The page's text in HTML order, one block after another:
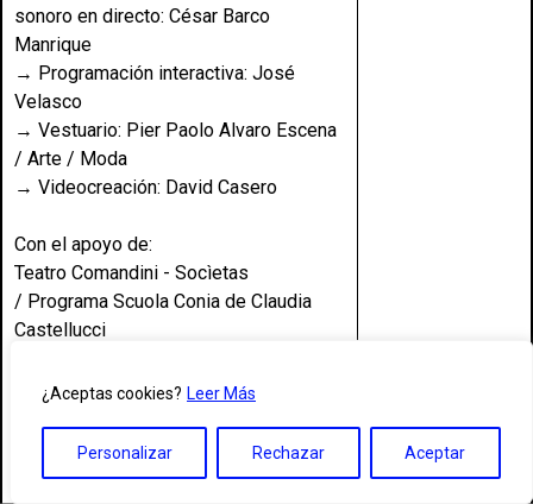
¿Aceptas cookies? Leer Más
Personalizar Rechazar Aceptar
sonoro en directo: César Barco
Manrique
→ Programación interactiva: José
Velasco
→ Vestuario: Pier Paolo Alvaro Escena
/ Arte / Moda
→ Videocreación: David Casero
Con el apoyo de:
Teatro Comandini - Socìetas
/ Programa Scuola Conia de Claudia
Castellucci
Sofía / Master en Prácticas Escénicas
Ministerio de Sanidad, Igualdad y
Bienestar Social / Instituto Nacional de